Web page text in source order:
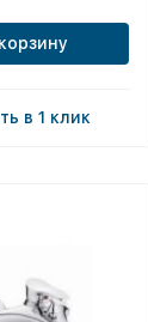
в 1 клик